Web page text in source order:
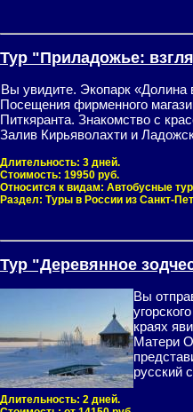
Тур "Приладожье:
Вы увидите. Экопарк «Долина
Посещения фирменного
Питкяранта. Знакомство с
Залив Кирьяволахти и
Длительность: 3 дней.
Стоимость: 19950 руб.
Относится к видам: Автобусные
Раздел: Туры в России из Санкт-
Тур "Деревянное
Вы
краях
Матери
русский
Длительность: 2 дней.